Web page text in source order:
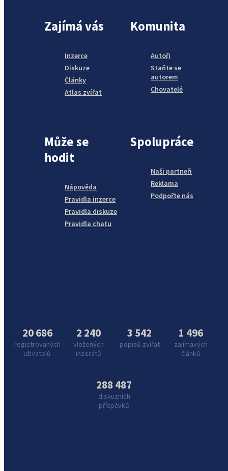
Zajímá vás
Inzerce
Diskuze
Články
Atlas zvířat
Komunita
Autoři
Staňte se
autorem
Chovatelé
Může se
hodit
Nápověda
Pravidla inzerce
Pravidla diskuze
Pravidla chatu
Spolupráce
Naši partneři
Reklama
Podpořte nás
20 686
registrovaných
uživatelů
2 240
vložených
inzerátů
3 542
popisů zvířat
1 496
zajímavých
článků
288 487
diskuzních
příspěvků